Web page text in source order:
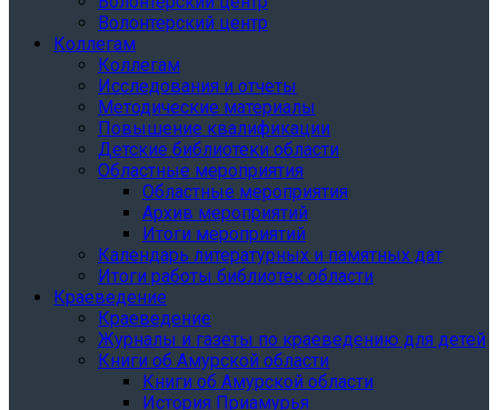
Волонтерский центр
Коллегам
Коллегам
Исследования и отчеты
Методические материалы
Повышение квалификации
Детские библиотеки области
Областные мероприятия
Областные мероприятия
Архив мероприятий
Итоги мероприятий
Календарь литературных и памятных дат
Итоги работы библиотек области
Краеведение
Краеведение
Журналы и газеты по краеведению для детей
Книги об Амурской области
Книги об Амурской области
История Приамурья